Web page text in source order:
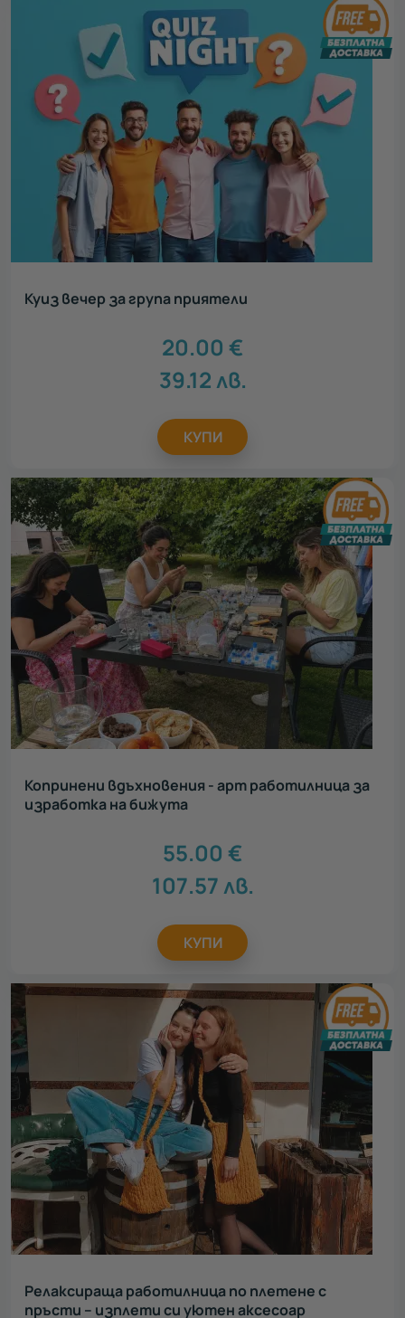
Куиз вечер за група приятели
20.00 €
39.12лв.
КУПИ
Копринени вдъхновения - арт работилница за
изработка на бижута
55.00 €
107.57лв.
КУПИ
Релаксираща работилница по плетене с
пръсти – изплети си уютен аксесоар